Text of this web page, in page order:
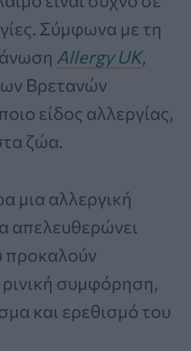
Σύμφωνα με τη
Allergy UK,
Βρετανών
είδος αλλεργίας,
ζώα.
μια αλλεργική
απελευθερώνει
προκαλούν
συμφόρηση,
και ερεθισμό του